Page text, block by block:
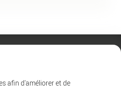
afin d'améliorer et de